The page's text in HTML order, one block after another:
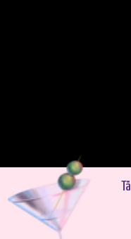
Pelaa demotilassa.